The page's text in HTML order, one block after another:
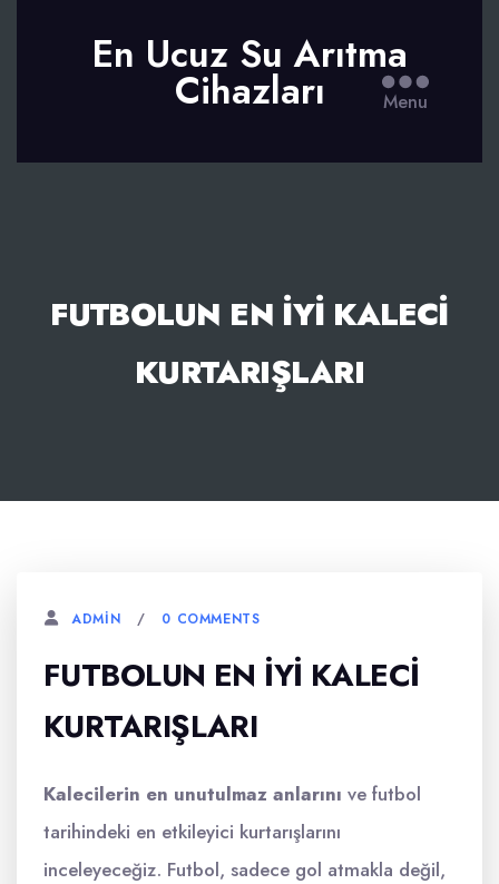
En Ucuz Su Arıtma
Cihazları Menu
FUTBOLUN EN İYI KALECI
KURTARIŞLARI
ADMIN 0 COMMENTS
FUTBOLUN EN İYI KALECI
KURTARIŞLARI
Kalecilerin en unutulmaz anlarını ve futbol
tarihindeki en etkileyici kurtarışlarını
inceleyeceğiz. Futbol, sadece gol atmakla değil,